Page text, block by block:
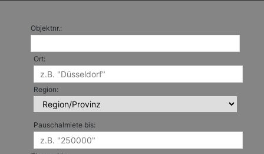
Objektnr.:
Ort:
Region:
Pauschalmiete bis: